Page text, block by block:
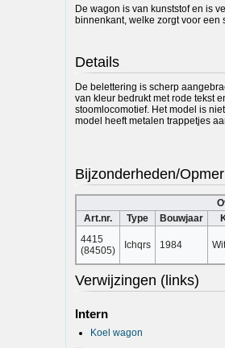
De wagon is van kunststof en is
binnenkant, welke zorgt voor
Details
De belettering is scherp
van kleur bedrukt met rode tekst
stoomlocomotief. Het model is
model heeft metalen trappetjes
Bijzonderheden/
Art.nr.
Type Bouwjaar
4415
(84505)
Ichqrs 1984
Verwijzingen (links)
Intern
Koel wagon